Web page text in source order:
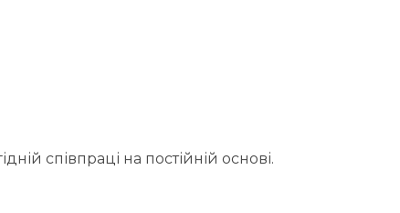
співпраці на постійній основі.